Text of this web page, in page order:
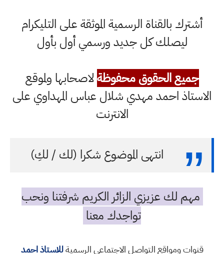
أشترك بالقناة الرسمية الموثقة على التليكرام
ليصلك كل جديد ورسمي أول بأول
جميع الحقوق محفوظةلاصحابها ولموقع
الاستاذ احمد مهدي شلال عباس المهداوي على
الانترنت
انتهى الموضوع شكرا (لك / لكِ)
مهم لك عزيزي الزائر الكريم شرفتنا ونحب
تواجدك معنا
قنوات ومواقع التواصل الاجتماعي الرسميةللاستاذ احمد